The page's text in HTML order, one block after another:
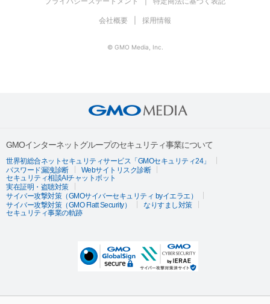
会社概要 採用情報
© GMO Media, Inc.
GMOインターネットグループのセキュリティ事業について
世界初総合ネットセキュリティサービス「GMOセキュリティ24」
パスワード漏洩診断
Webサイトリスク診断
セキュリティ相談AIチャットボット
実在証明・盗聴対策
サイバー攻撃対策（GMOサイバーセキュリティ byイエラエ）
サイバー攻撃対策（GMO Flatt Security）
なりすまし対策
セキュリティ事業の軌跡